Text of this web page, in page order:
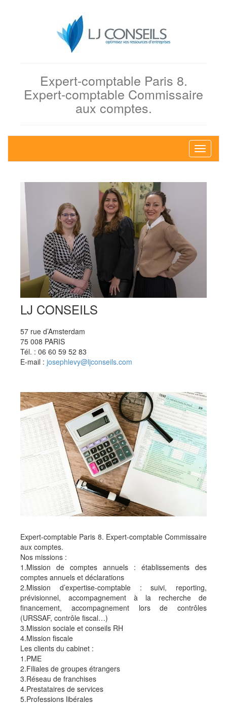
Expert-comptable Paris 8.
Expert-comptable Commissaire
aux comptes.
Basculer
la
LJ CONSEILS
57 rue d’Amsterdam
75 008 PARIS
Tél. : 06 60 59 52 83
E-mail : josephlevy@ljconseils.com
Expert-comptable Paris 8. Expert-comptable Commissaire
aux comptes.
Nos missions :
1.Mission de comptes annuels : établissements des
comptes annuels et déclarations
2.Mission d’expertise-comptable : suivi, reporting,
prévisionnel, accompagnement à la recherche de
financement, accompagnement lors de contrôles
(URSSAF, contrôle fiscal…)
3.Mission sociale et conseils RH
4.Mission fiscale
Les clients du cabinet :
1.PME
2.Filiales de groupes étrangers
3.Réseau de franchises
4.Prestataires de services
5.Professions libérales